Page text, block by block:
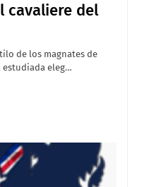
cavaliere del
de los magnates de
estudiada eleg…